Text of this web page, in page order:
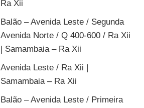
Ra Xii
Balão – Avenida Leste / Segunda
Avenida Norte / Q 400-600 / Ra Xii
| Samambaia – Ra Xii
Avenida Leste / Ra Xii |
Samambaia – Ra Xii
Balão – Avenida Leste / Primeira